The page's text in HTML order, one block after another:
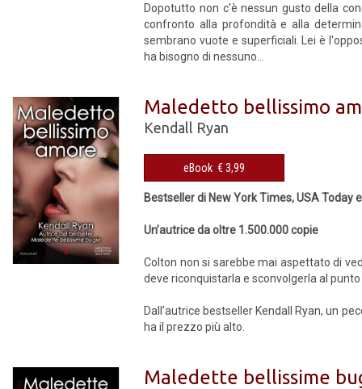
Dopotutto non c'è nessun gusto della
confronto alla profondità e alla
sembrano vuote e superficiali. Lei è
ha bisogno di nessuno...
Maledetto bellissimo
Kendall Ryan
eBook € 3,99
Bestseller di New York Times, USA Today
Un’autrice da oltre 1.500.000 copie
Colton non si sarebbe mai aspettato di
deve riconquistarla e sconvolgerla al
Dall’autrice bestseller Kendall Ryan, un
ha il prezzo più alto.
Maledette bellissime